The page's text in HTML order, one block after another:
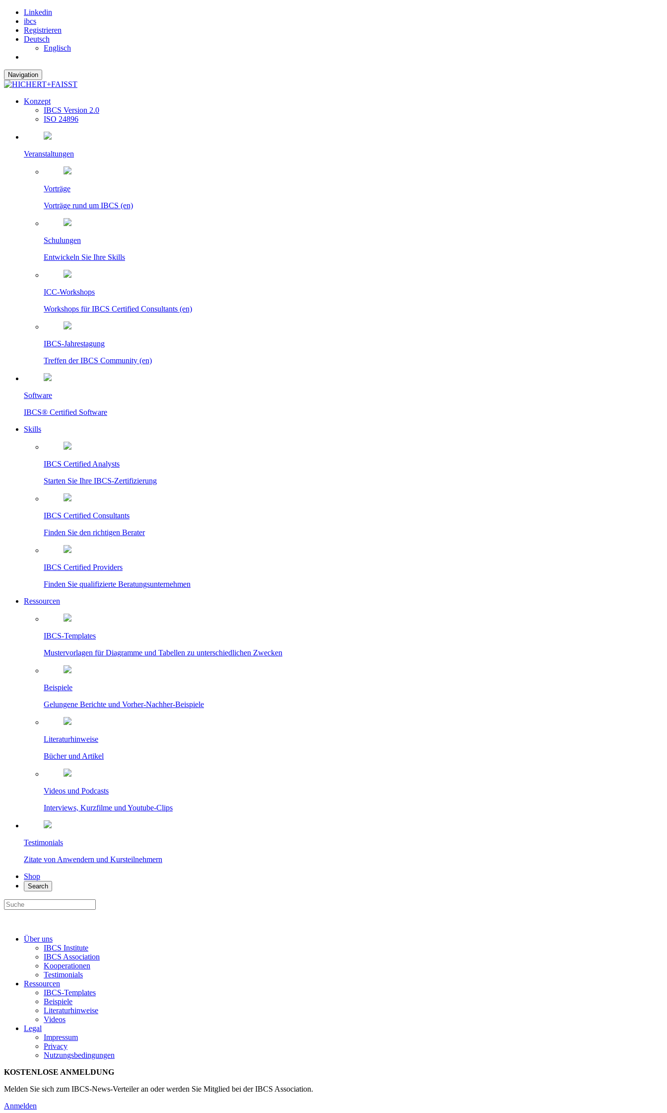
Linkedin
ibcs
Registrieren
Deutsch
Englisch
Navigation
Konzept
IBCS Version 2.0
ISO 24896
Veranstaltungen
Vorträge
Vorträge rund um IBCS (en)
Schulungen
Entwickeln Sie Ihre Skills
ICC-Workshops
Workshops für IBCS Certified Consultants (en)
IBCS-Jahrestagung
Treffen der IBCS Community (en)
Software
IBCS® Certified Software
Skills
IBCS Certified Analysts
Starten Sie Ihre IBCS-Zertifizierung
IBCS Certified Consultants
Finden Sie den richtigen Berater
IBCS Certified Providers
Finden Sie qualifizierte Beratungsunternehmen
Ressourcen
IBCS-Templates
Mustervorlagen für Diagramme und Tabellen zu unterschiedlichen Zwecken
Beispiele
Gelungene Berichte und Vorher-Nachher-Beispiele
Literaturhinweise
Bücher und Artikel
Videos und Podcasts
Interviews, Kurzfilme und Youtube-Clips
Testimonials
Zitate von Anwendern und Kursteilnehmern
Shop
Search
Über uns
IBCS Institute
IBCS Association
Kooperationen
Testimonials
Ressourcen
IBCS-Templates
Beispiele
Literaturhinweise
Videos
Legal
Impressum
Privacy
Nutzungsbedingungen
KOSTENLOSE ANMELDUNG
Melden Sie sich zum IBCS-News-Verteiler an oder werden Sie Mitglied bei der IBCS Association.
Anmelden